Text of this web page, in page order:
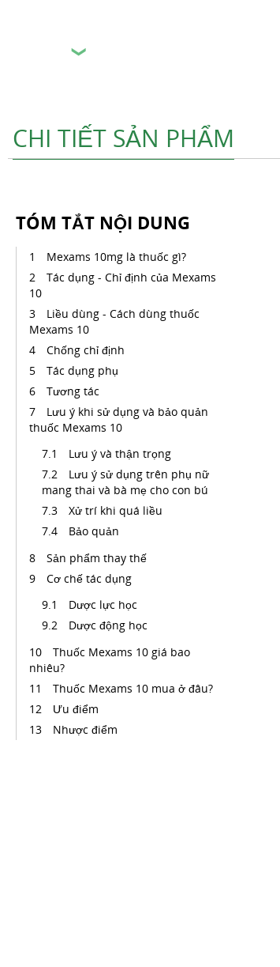
❯
CHI TIẾT SẢN PHẨM
TÓM TẮT NỘI DUNG
Mexams 10mg là thuốc gì?
Tác dụng - Chỉ định của Mexams
10
Liều dùng - Cách dùng thuốc
Mexams 10
Chống chỉ định
Tác dụng phụ
Tương tác
Lưu ý khi sử dụng và bảo quản
thuốc Mexams 10
Lưu ý và thận trọng
Lưu ý sử dụng trên phụ nữ
mang thai và bà mẹ cho con bú
Xử trí khi quá liều
Bảo quản
Sản phẩm thay thế
Cơ chế tác dụng
Dược lực học
Dược động học
Thuốc Mexams 10 giá bao
nhiêu?
Thuốc Mexams 10 mua ở đâu?
Ưu điểm
Nhược điểm